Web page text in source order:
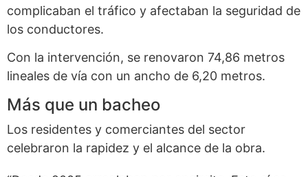
complicaban el tráfico y afectaban la seguridad de
los conductores.
Con la intervención, se renovaron 74,86 metros
lineales de vía con un ancho de 6,20 metros.
Más que un bacheo
Los residentes y comerciantes del sector
celebraron la rapidez y el alcance de la obra.